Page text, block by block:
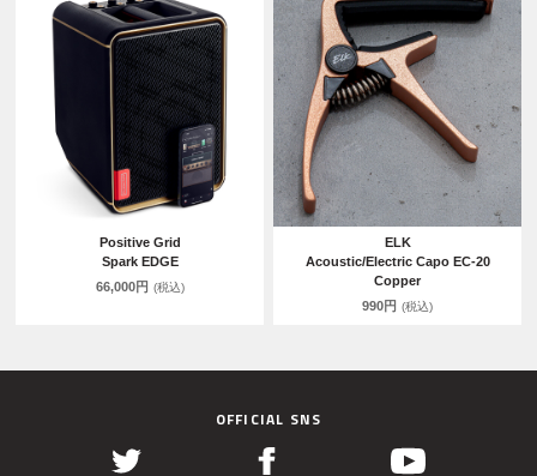
Positive Grid
Spark EDGE
66,000円 (税込)
ELK
Acoustic/Electric Capo EC-20
Copper
990円 (税込)
OFFICIAL SNS